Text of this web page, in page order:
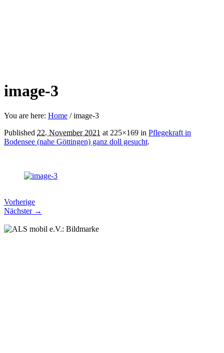
image-3
You are here: Home /image-3
Published 22. November 2021 at 225×169 in Pflegekraft in
Bodensee (nahe Göttingen) ganz doll gesucht.
Vorherige
Nächster →